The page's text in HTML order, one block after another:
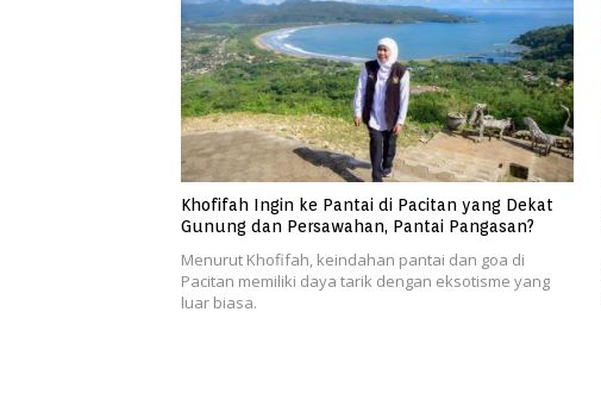
Khofifah Ingin ke Pantai di Pacitan yang Dekat
Gunung dan Persawahan, Pantai Pangasan?
Menurut Khofifah, keindahan pantai dan goa di
Pacitan memiliki daya tarik dengan eksotisme yang
luar biasa.